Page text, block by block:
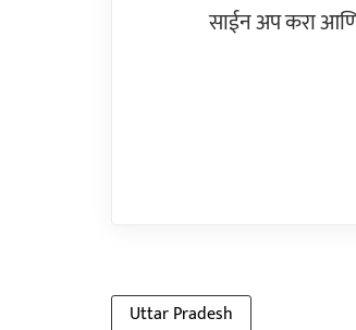
साईन अप करा
Uttar Pradesh